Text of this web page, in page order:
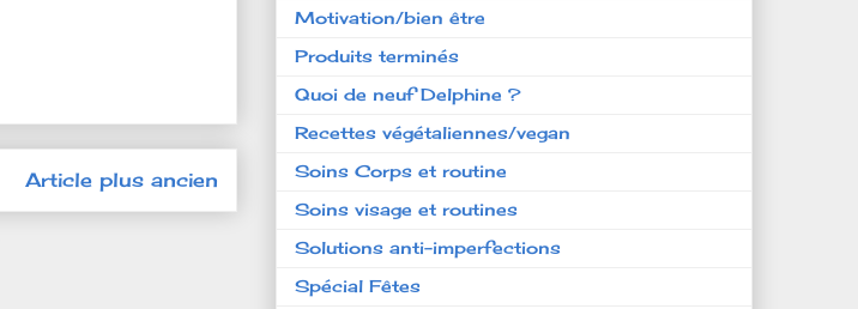
Article plus ancien
Motivation/bien être
Produits terminés
Quoi de neuf Delphine ?
Recettes végétaliennes/vegan
Soins Corps et routine
Soins visage et routines
Solutions anti-imperfections
Spécial Fêtes